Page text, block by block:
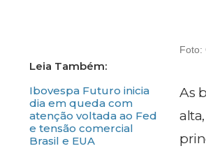
Ibovespa Futuro inicia
dia em queda com
atenção voltada ao Fed
e tensão comercial
Brasil e EUA
Foto:
As